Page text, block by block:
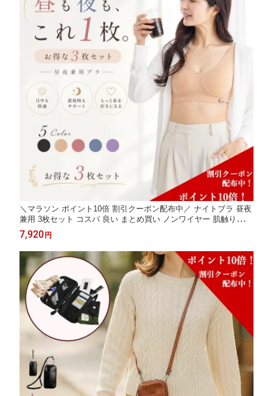
＼マラソン ポイント10倍 割引クーポン配布中／ ナイトブラ 昼夜
兼用 3枚セット コスパ 良い まとめ買い ノンワイヤー 肌触りなめ
らか 締め付けない クーポン配布中 敏感肌 ブラック ベージュ ロ
ーズピンク グレーブルー ラベンダー【Serenal】
7,920円